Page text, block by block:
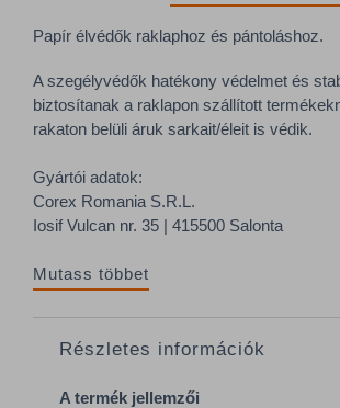
Papír élvédők raklaphoz és pántoláshoz.
A szegélyvédők hatékony védelmet és
biztosítanak a raklapon szállított
rakaton belüli áruk sarkait/éleit is védik.
Gyártói adatok:
Corex Romania S.R.L.
Iosif Vulcan nr. 35 | 415500 Salonta
Mutass többet
Részletes információk
A termék jellemzői